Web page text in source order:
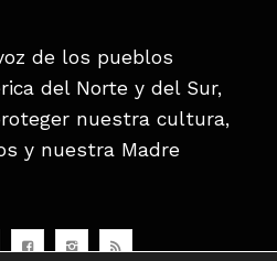
de los pueblos
del Norte y del Sur,
nuestra cultura,
y nuestra Madre